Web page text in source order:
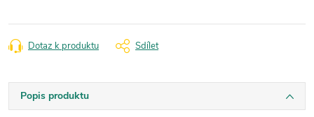
Dotaz k produktu Sdílet
Popis produktu